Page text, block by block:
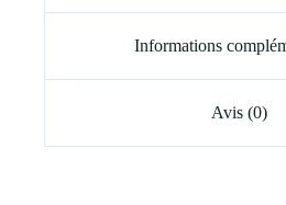
Informations
Avis (0)